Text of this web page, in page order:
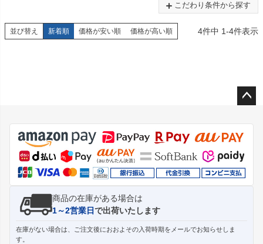
こだわり条件から探す
並び替え 新着順 価格が安い順 価格が高い順 4件中 1-4件表示
ジト
ップ
へ
商品の在庫がある場合は
1～2営業日で出荷いたします
在庫がない場合は、ご注文後におおよその入荷時期をメールでお知らせしま
す。